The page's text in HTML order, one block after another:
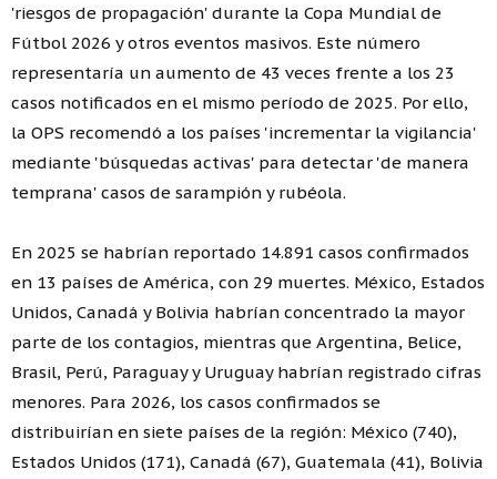
'riesgos de propagación' durante la Copa Mundial de
Fútbol 2026 y otros eventos masivos. Este número
representaría un aumento de 43 veces frente a los 23
casos notificados en el mismo período de 2025. Por ello,
la OPS recomendó a los países 'incrementar la vigilancia'
mediante 'búsquedas activas' para detectar 'de manera
temprana' casos de sarampión y rubéola.
En 2025 se habrían reportado 14.891 casos confirmados
en 13 países de América, con 29 muertes. México, Estados
Unidos, Canadá y Bolivia habrían concentrado la mayor
parte de los contagios, mientras que Argentina, Belice,
Brasil, Perú, Paraguay y Uruguay habrían registrado cifras
menores. Para 2026, los casos confirmados se
distribuirían en siete países de la región: México (740),
Estados Unidos (171), Canadá (67), Guatemala (41), Bolivia